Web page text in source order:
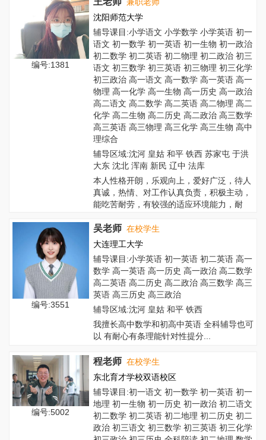
编号:1381
沈阳师范大学
辅导课目:小学语文 小学数学 小学英语 初一
语文 初一数学 初一英语 初一生物 初一政治
初二数学 初二英语 初二物理 初二政治 初三
语文 初三数学 初三英语 初三物理 初三化学
初三政治 高一语文 高一数学 高一英语 高一
物理 高一化学 高一生物 高一历史 高一政治
高二语文 高二数学 高二英语 高二物理 高二
化学 高二生物 高二历史 高二政治 高三数学
高三英语 高三物理 高三化学 高三生物 高中
理综合
辅导区域:沈河 皇姑 和平 铁西 苏家屯 于洪
大东 沈北 浑南 新民 辽中 法库
本人性格开朗，乐观向上，爱好广泛，待人
真诚，热情、对工作认真负责，积极主动，
能吃苦耐劳，有较强的适应环境能力，耐
编号:3551
吴老师 在校学生
大连理工大学
辅导课目:小学英语 初一英语 初二英语 高一
数学 高一英语 高一历史 高一政治 高二数学
高二英语 高二历史 高二政治 高三数学 高三
英语 高三历史 高三政治
辅导区域:沈河 皇姑 和平 铁西
我擅长高中数学和初高中英语 全科辅导也可
以 有耐心有条理能针对性提分...
编号:5002
程老师 在校学生
东北育才学校双语校区
辅导课目:初一语文 初一数学 初一英语 初一
地理 初一生物 初一历史 初一政治 初二语文
初二数学 初二英语 初二地理 初二历史 初二
政治 初三语文 初三数学 初三英语 初三化学